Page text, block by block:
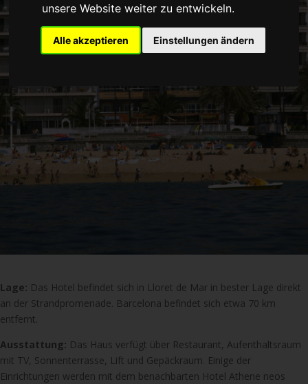
unsere Website weiter zu entwickeln.
Alle akzeptieren Einstellungen ändern
Lage: Das Hotel befindet sich in Lloret de Mar in bester Lage direkt
an der Strandpromenade. Barcelona befindet sich etwa 70 km
entfernt.
Ausstattung: Das Haus verfügt über Restaurant, Aufenthaltsraum
mit TV, Sonnenterrasse, Lift und Gepäckraum. Einige der
Einrichtungen werden mit dem benachbarten Hotel Athene neos